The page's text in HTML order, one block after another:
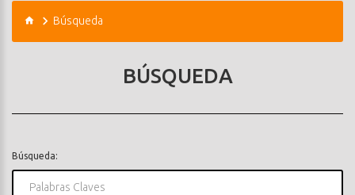
Búsqueda
BÚSQUEDA
Búsqueda: